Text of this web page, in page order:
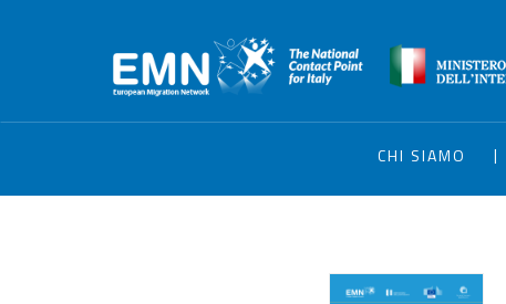
CHI SIAMO |